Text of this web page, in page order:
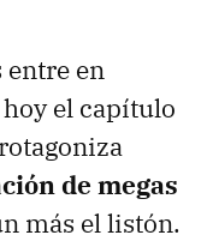
entre en
el capítulo
de megas
más el listón.